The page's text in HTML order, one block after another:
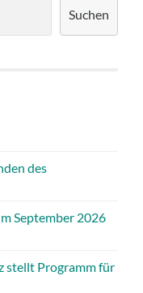
Suchen
des
September 2026
stellt Programm für